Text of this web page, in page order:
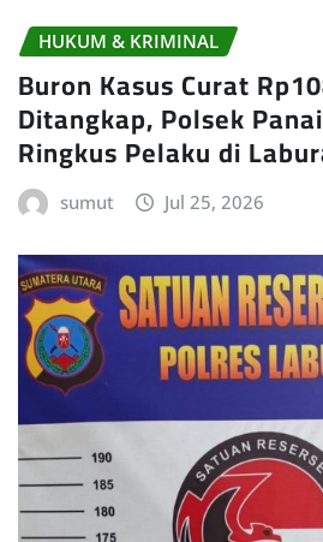
HUKUM & KRIMINAL
Buron Kasus Curat
Ditangkap, Polsek
Ringkus Pelaku di
sumut Jul 25, 2026